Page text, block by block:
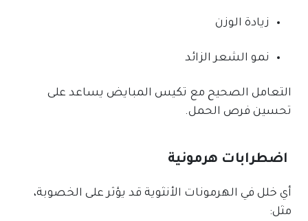
زيادة الوزن
نمو الشعر الزائد
التعامل الصحيح مع تكيس المبايض يساعد على
تحسين فرص الحمل.
اضطرابات هرمونية
أي خلل في الهرمونات الأنثوية قد يؤثر على الخصوبة،
مثل: